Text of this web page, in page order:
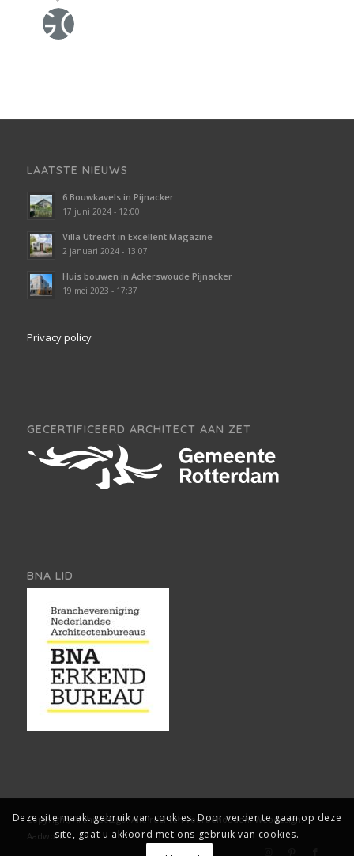
LAATSTE NIEUWS
6 Bouwkavels in Pijnacker
17 juni 2024 - 12:00
Villa Utrecht in Excellent Magazine
2 januari 2024 - 13:07
Huis bouwen in Ackerswoude Pijnacker
19 mei 2023 - 17:37
Privacy policy
GECERTIFICEERD ARCHITECT AAN ZET
BNA LID
Copyright, Architect2go. Alle rechten voorbehouden.Webdesign:
Aadwork
Deze site maakt gebruik van cookies. Door verder te gaan op deze
site, gaat u akkoord met ons gebruik van cookies.